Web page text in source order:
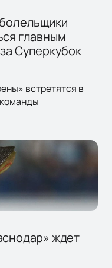
главным
Суперкубок
встретятся в
ждет